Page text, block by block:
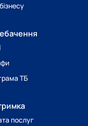
ТБ
послуг